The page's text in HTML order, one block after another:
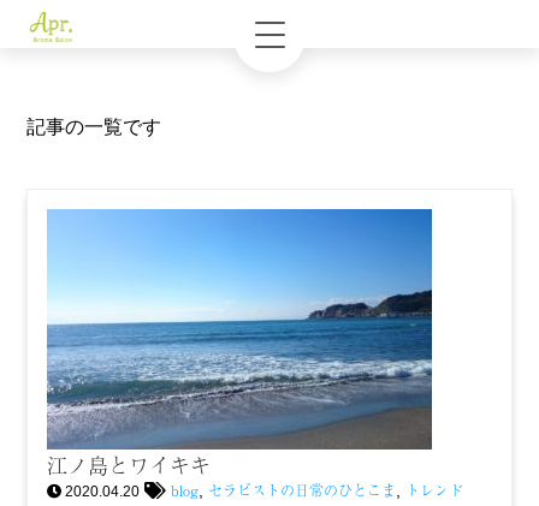
記事の一覧です
江ノ島とワイキキ
2020.04.20 blog セラピストの日常のひとこま トレンド